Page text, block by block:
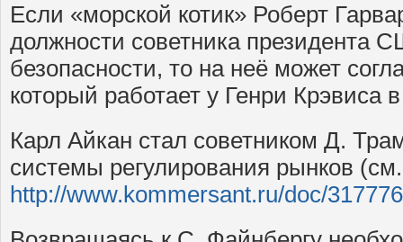
Если «морской котик» Роберт
должности советника президента
безопасности, то на неё может
который работает у Генри Крэвиса
Карл Айкан стал советником Д.
системы регулирования рынков (см.
http://www.kommersant.ru/doc/